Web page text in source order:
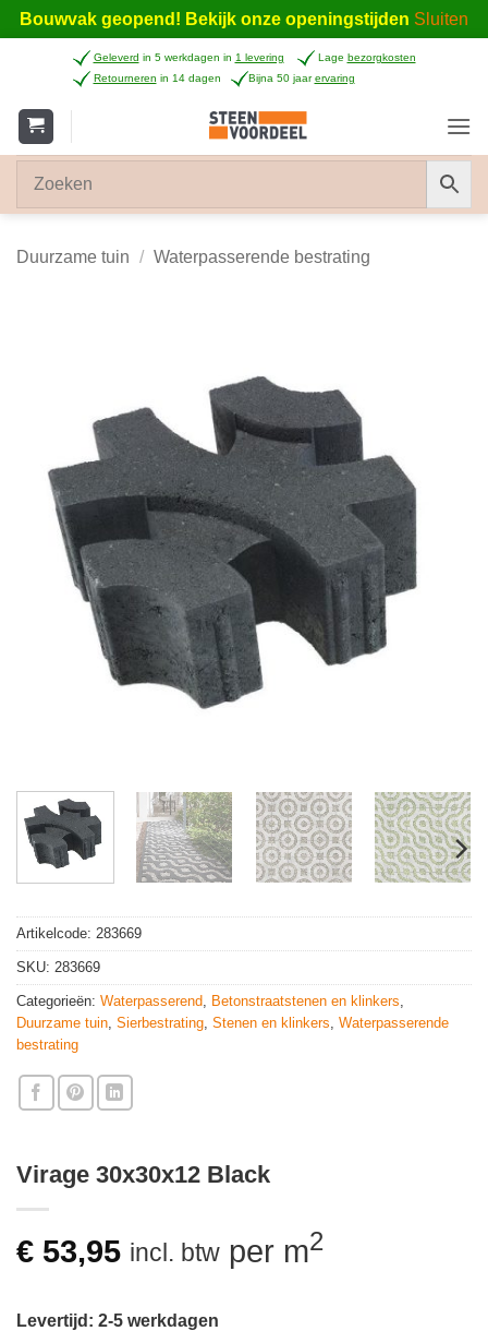
Bouwvak geopend! Bekijk onze openingstijden Sluiten
inhoud
Geleverd in 5 werkdagen in 1 levering Lage bezorgkosten
Retourneren in 14 dagen Bijna 50 jaarervaring
Duurzame tuin / Waterpasserende bestrating
Artikelcode: 283669
SKU: 283669
Categorieën: Waterpasserend Betonstraatstenen en klinkers
Duurzame tuin Sierbestrating Stenen en klinkers Waterpasserende
bestrating
Virage 30x30x12 Black
€ 53,95 incl. btw per m2
Levertijd: 2-5 werkdagen